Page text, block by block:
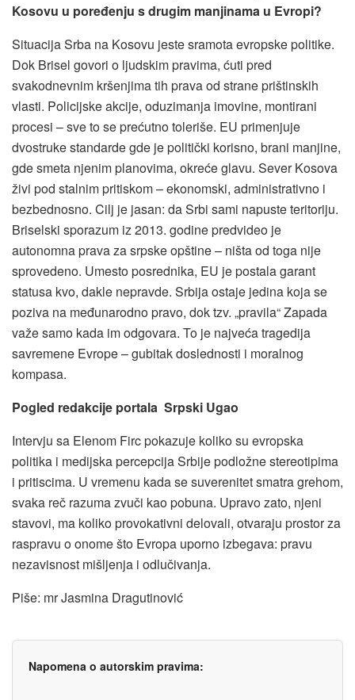
Kosovu u poređenju s drugim manjinama u Evropi?
Situacija Srba na Kosovu jeste sramota evropske politike.
Dok Brisel govori o ljudskim pravima, ćuti pred
svakodnevnim kršenjima tih prava od strane prištinskih
vlasti. Policijske akcije, oduzimanja imovine, montirani
procesi – sve to se prećutno toleriše. EU primenjuje
dvostruke standarde gde je politički korisno, brani manjine,
gde smeta njenim planovima, okreće glavu. Sever Kosova
živi pod stalnim pritiskom – ekonomski, administrativno i
bezbednosno. Cilj je jasan: da Srbi sami napuste teritoriju.
Briselski sporazum iz 2013. godine predvideo je
autonomna prava za srpske opštine – ništa od toga nije
sprovedeno. Umesto posrednika, EU je postala garant
statusa kvo, dakle nepravde. Srbija ostaje jedina koja se
poziva na međunarodno pravo, dok tzv. „pravila“ Zapada
važe samo kada im odgovara. To je najveća tragedija
savremene Evrope – gubitak doslednosti i moralnog
kompasa.
Pogled redakcije portala Srpski Ugao
Intervju sa Elenom Firc pokazuje koliko su evropska
politika i medijska percepcija Srbije podložne stereotipima
i pritiscima. U vremenu kada se suverenitet smatra grehom,
svaka reč razuma zvuči kao pobuna. Upravo zato, njeni
stavovi, ma koliko provokativni delovali, otvaraju prostor za
raspravu o onome što Evropa uporno izbegava: pravu
nezavisnost mišljenja i odlučivanja.
Piše: mr Jasmina Dragutinović
Napomena o autorskim pravima: